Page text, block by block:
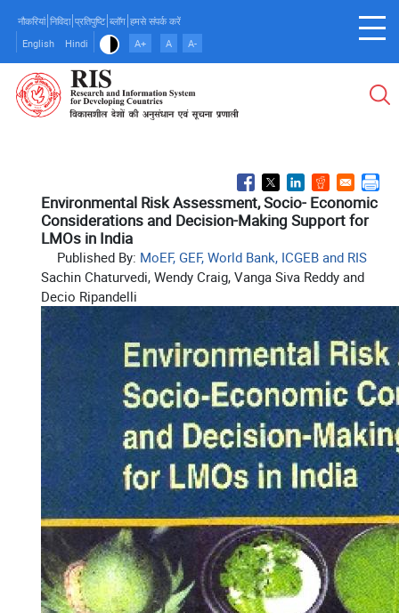
main
content
नौकरियां निविदा प्रतिपुष्टि ब्लॉग हमसे संपर्क करें
English
Hindi A+ A A-
Environmental Risk Assessment, Socio- Economic
Considerations and Decision-Making Support for
LMOs in India
Published By: MoEF, GEF, World Bank, ICGEB and RIS
Sachin Chaturvedi, Wendy Craig, Vanga Siva Reddy and
Decio Ripandelli